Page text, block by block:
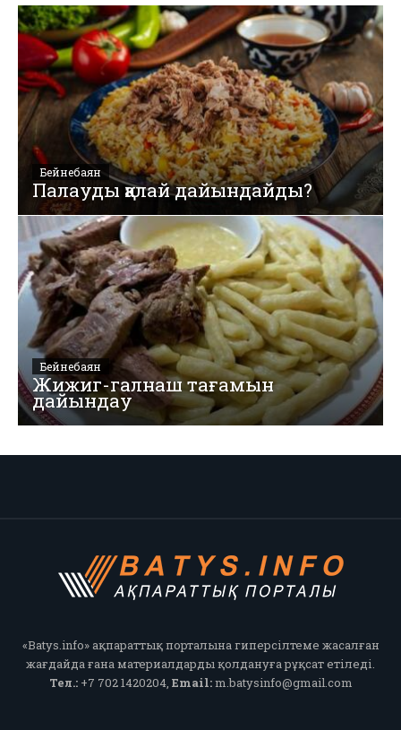
Бейнебаян
Палауды қалай дайындайды?
Бейнебаян
Жижиг-галнаш тағамын
дайындау
«Batys.info» ақпараттық порталына гиперсілтеме жасалған
жағдайда ғана материалдарды қолдануға рұқсат етіледі.
Тел.:+7 702 1420204, Email:m.batysinfo@gmail.com